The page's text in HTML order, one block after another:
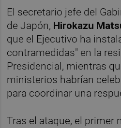
El secretario jefe del
de Japón, Hirokazu
que el Ejecutivo ha
contramedidas" en la
Presidencial, mientras
ministerios habrían
para coordinar una
Tras el ataque, el primer